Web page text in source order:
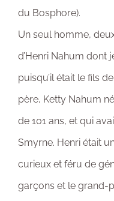
du Bosphore).
Un seul homme,
d’Henri Nahum dont
puisqu’il était le fils
père, Ketty Nahum
de 101 ans, et qui
Smyrne. Henri était
curieux et féru de
garçons et le grand-